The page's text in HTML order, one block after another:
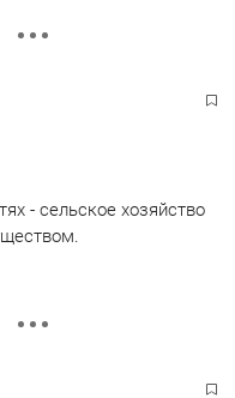
- сельское хозяйство